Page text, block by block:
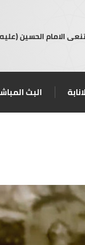
الامام الحسين
البث